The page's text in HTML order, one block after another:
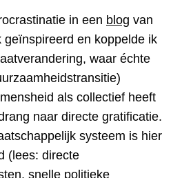
in een blog van
geïnspireerd en koppelde ik
waar échte
als collectief heeft
naar directe gratificatie.
systeem is hier
(lees: directe
snelle politieke